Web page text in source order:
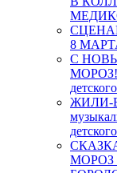
8
С
МОРОЗ!
ЖИЛИ-
МОРОЗ